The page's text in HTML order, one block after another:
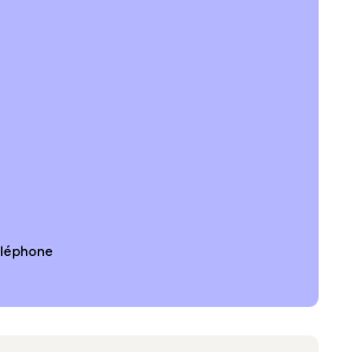
composteur ou récupérateur d’eau